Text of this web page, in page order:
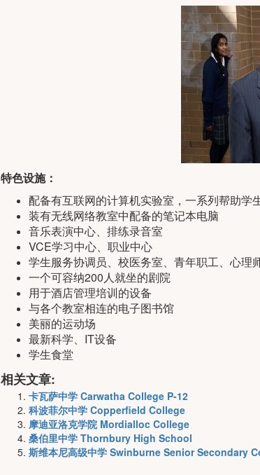
特色设施：
配备有互联网的计算机实验室，一系列帮助学
装有无线网络教室中配备的笔记本电脑
音乐表演中心、排练录音室
VCE学习中心、职业中心
学生服务协调员、校医务室、青年职工、心理师
一个可容纳200人就坐的剧院
用于酒店管理培训的设备
与各个教室相连的电子图书馆
美丽的运动场
最新科学、IT设备
学生食堂
相关文章:
卡瓦萨中学 Carwatha College P-12
科波菲尔中学 Copperfield College
摩迪亚洛克学院 Mordialloc College
桑伯里中学 Thornbury High School
斯维本尼高级中学 Swinburne Senior Secondary